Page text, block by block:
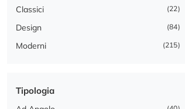
Classici 22
Design 84
Moderni 215
Tipologia